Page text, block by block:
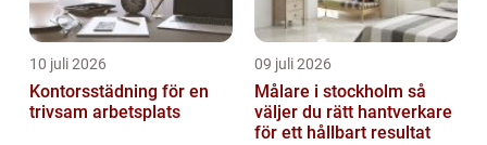
10 juli 2026
Kontorsstädning för en
trivsam arbetsplats
09 juli 2026
Målare i stockholm så
väljer du rätt hantverkare
för ett hållbart resultat